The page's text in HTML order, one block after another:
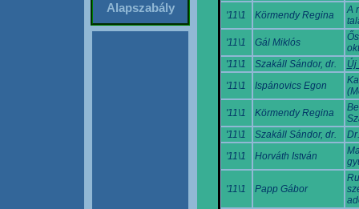
Alapszabály
'11\1
Körmendy Regina
A
'11\1
Gál Miklós
'11\1
Szakáll Sándor, dr.
Új
'11\1
Ispánovics Egon
'11\1
Körmendy Regina
'11\1
Szakáll Sándor, dr.
'11\1
Horváth István
'11\1 Papp Gábor